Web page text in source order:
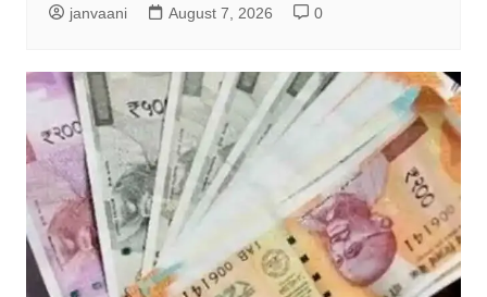
janvaani August 7, 2026 0